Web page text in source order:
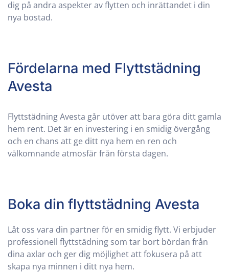
dig på andra aspekter av flytten och inrättandet i din
nya bostad.
Fördelarna med Flyttstädning
Avesta
FlyttstädningAvesta går utöver att bara göra ditt gamla
hem rent. Det är en investering i en smidig övergång
och en chans att ge ditt nya hem en ren och
välkomnande atmosfär från första dagen.
Boka din flyttstädning Avesta
Låt oss vara din partner för en smidig flytt. Vi erbjuder
professionell flyttstädning som tar bort bördan från
dina axlar och ger dig möjlighet att fokusera på att
skapa nya minnen i ditt nya hem.